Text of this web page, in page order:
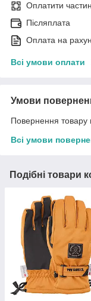
Оплатити
Післяплата
Оплата на
Всі умови оплати
Умови
Повернення товару
Всі умови
Подібні товари